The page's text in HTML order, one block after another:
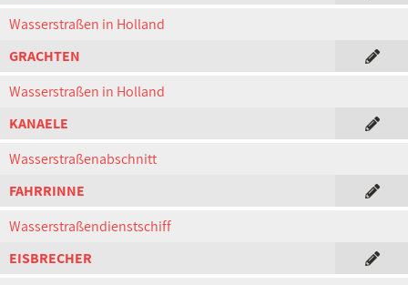
Wasserstraßen in Holland
GRACHTEN
Wasserstraßen in Holland
KANAELE
Wasserstraßenabschnitt
FAHRRINNE
Wasserstraßendienstschiff
EISBRECHER